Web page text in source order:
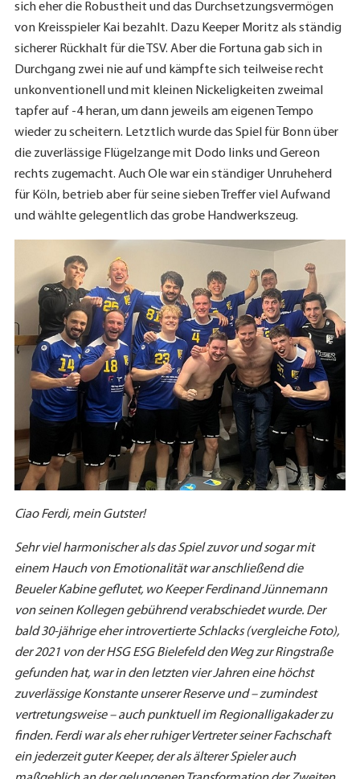
sich eher die Robustheit und das Durchsetzungsvermögen
von Kreisspieler Kai bezahlt. Dazu Keeper Moritz als ständig
sicherer Rückhalt für die TSV. Aber die Fortuna gab sich in
Durchgang zwei nie auf und kämpfte sich teilweise recht
unkonventionell und mit kleinen Nickeligkeiten zweimal
tapfer auf -4 heran, um dann jeweils am eigenen Tempo
wieder zu scheitern. Letztlich wurde das Spiel für Bonn über
die zuverlässige Flügelzange mit Dodo links und Gereon
rechts zugemacht. Auch Ole war ein ständiger Unruheherd
für Köln, betrieb aber für seine sieben Treffer viel Aufwand
und wählte gelegentlich das grobe Handwerkszeug.
Ciao Ferdi, mein Gutster!
Sehr viel harmonischer als das Spiel zuvor und sogar mit
einem Hauch von Emotionalität war anschließend die
Beueler Kabine geflutet, wo Keeper Ferdinand Jünnemann
von seinen Kollegen gebührend verabschiedet wurde. Der
bald 30-jährige eher introvertierte Schlacks (vergleiche Foto),
der 2021 von der HSG ESG Bielefeld den Weg zur Ringstraße
gefunden hat, war in den letzten vier Jahren eine höchst
zuverlässige Konstante unserer Reserve und – zumindest
vertretungsweise – auch punktuell im Regionalligakader zu
finden. Ferdi war als eher ruhiger Vertreter seiner Fachschaft
ein jederzeit guter Keeper, der als älterer Spieler auch